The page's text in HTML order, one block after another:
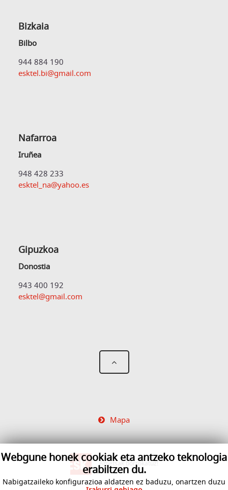
Webgune honek cookiak eta antzeko teknologia
erabiltzen du.
Nabigatzaileko konfigurazioa aldatzen ez baduzu, onartzen duzu
Bizkaia
Bilbo
944 884 190
esktel.bi@gmail.com
Nafarroa
Iruñea
948 428 233
esktel_na@yahoo.es
Gipuzkoa
Donostia
943 400 192
esktel@gmail.com
Mapa
Ametsak borrokatuz!